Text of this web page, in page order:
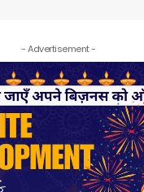
- Advertisement -